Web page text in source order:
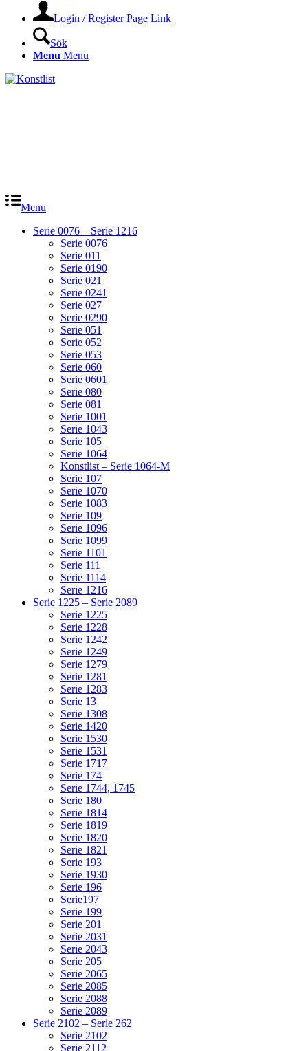
Login / Register Page Link
Sök
Menu Menu
Menu
Serie 0076 – Serie 1216
Serie 0076
Serie 011
Serie 0190
Serie 021
Serie 0241
Serie 027
Serie 0290
Serie 051
Serie 052
Serie 053
Serie 060
Serie 0601
Serie 080
Serie 081
Serie 1001
Serie 1043
Serie 105
Serie 1064
Konstlist – Serie 1064-M
Serie 107
Serie 1070
Serie 1083
Serie 109
Serie 1096
Serie 1099
Serie 1101
Serie 111
Serie 1114
Serie 1216
Serie 1225 – Serie 2089
Serie 1225
Serie 1228
Serie 1242
Serie 1249
Serie 1279
Serie 1281
Serie 1283
Serie 13
Serie 1308
Serie 1420
Serie 1530
Serie 1531
Serie 1717
Serie 174
Serie 1744, 1745
Serie 180
Serie 1814
Serie 1819
Serie 1820
Serie 1821
Serie 193
Serie 1930
Serie 196
Serie197
Serie 199
Serie 201
Serie 2031
Serie 2043
Serie 205
Serie 2065
Serie 2085
Serie 2088
Serie 2089
Serie 2102 – Serie 262
Serie 2102
Serie 2112